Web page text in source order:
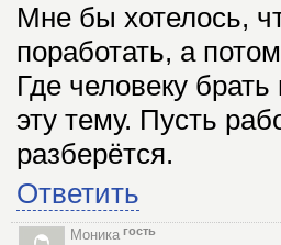
Мне бы хотелось,
поработать, а
Где человеку
эту тему. Пусть
разберётся.
Ответить
Моника гость